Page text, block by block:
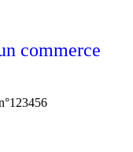
commerce